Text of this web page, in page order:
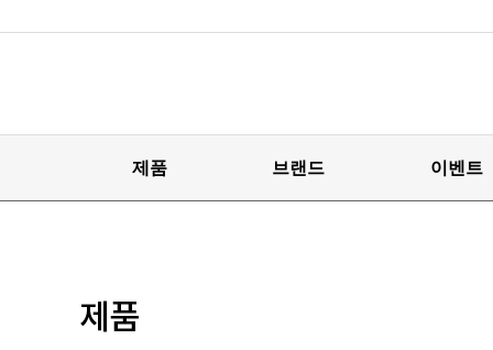
제품 브랜드 이벤트